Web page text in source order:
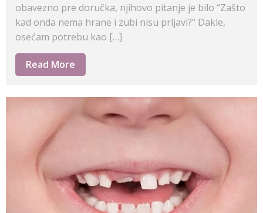
obavezno pre doručka, njihovo pitanje je bilo “Zašto
kad onda nema hrane i zubi nisu prljavi?“ Dakle,
osećam potrebu kao […]
Read More